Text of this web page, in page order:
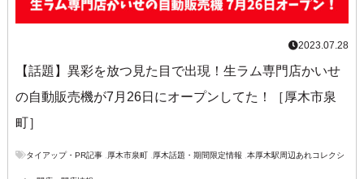
2023.07.28
【話題】異彩を放つ見た目で出現！生ラム専門店かいせ
の自動販売機が7月26日にオープンしてた！［厚木市泉
町］
タイアップ・PR記事, 厚木市泉町, 厚木話題・期間限定情報 本厚木駅周辺あれコレクシ